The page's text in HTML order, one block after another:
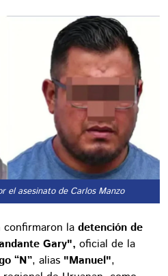
el asesinato de Carlos Manzo
confirmaron la detención de
Gary", oficial de la
“N”, alias "Manuel",